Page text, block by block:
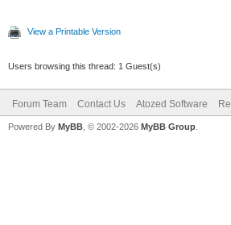
View a Printable Version
Users browsing this thread: 1 Guest(s)
Forum Team Contact Us Atozed Software
Powered By MyBB , © 2002-2026 MyBB Group